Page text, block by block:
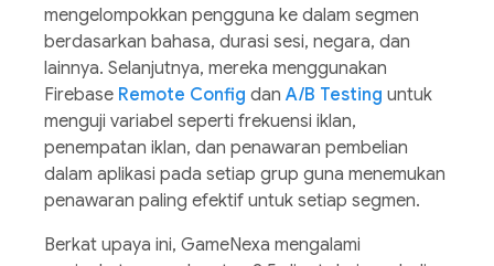
mengelompokkan pengguna ke dalam segmen
berdasarkan bahasa, durasi sesi, negara, dan
lainnya. Selanjutnya, mereka menggunakan
Firebase Remote Config dan A/B Testing untuk
menguji variabel seperti frekuensi iklan,
penempatan iklan, dan penawaran pembelian
dalam aplikasi pada setiap grup guna menemukan
penawaran paling efektif untuk setiap segmen.
Berkat upaya ini, GameNexa mengalami